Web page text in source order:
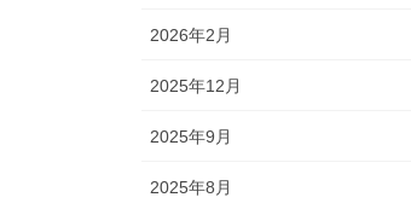
2026年2月
2025年12月
2025年9月
2025年8月